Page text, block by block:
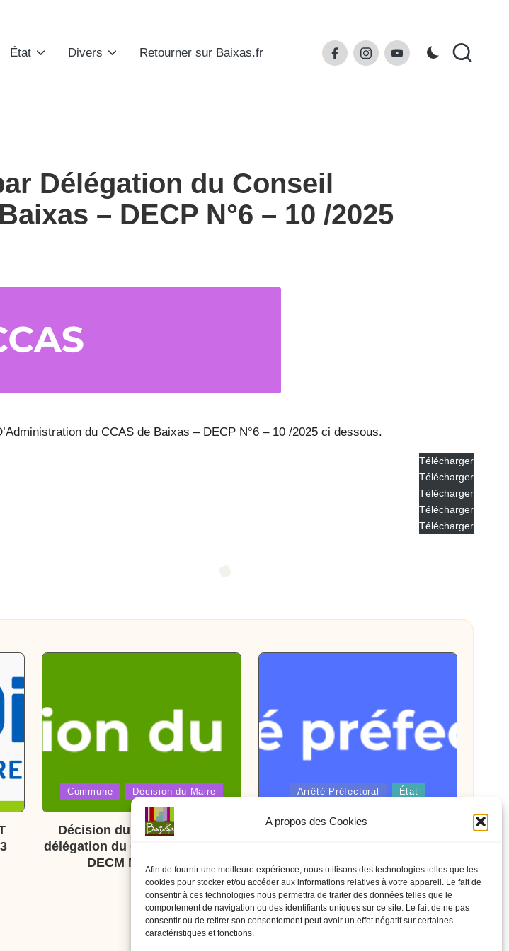
A propos des Cookies
Afin de fournir une meilleure expérience, nous utilisons des technologies telles que les
cookies pour stocker et/ou accéder aux informations relatives à votre appareil. Le fait de
consentir à ces technologies nous permettra de traiter des données telles que le
comportement de navigation ou des identifiants uniques sur ce site. Le fait de ne pas
consentir ou de retirer son consentement peut avoir un effet négatif sur certaines
caractéristiques et fonctions.
État Divers Retourner sur Baixas.fr FacebookInstagramYoutube
Délégation du Conseil
– DECP N°6 – 10 /2025
du CCAS de Baixas – DECP N°6 – 10 /2025 ci dessous.
Télécharger
Télécharger
Télécharger
Télécharger
Télécharger
Posted
Commune Décision du Maire
Décision du Maire Prise par
délégation du Conseil Municipal
DECM N°007/2026
PostedArrêté Préfectoral État
Arrêté Préfectoral du 08 juillet
feux d’artifices et spectacles
pyrotechniques jusqu’au 16
juillet 2026